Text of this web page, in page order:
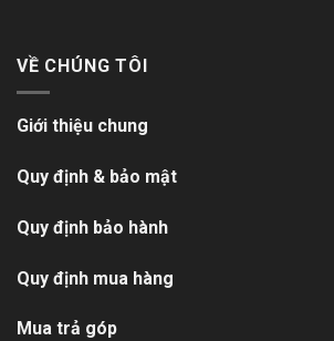
VỀ CHÚNG TÔI
Giới thiệu chung
Quy định & bảo mật
Quy định bảo hành
Quy định mua hàng
Mua trả góp